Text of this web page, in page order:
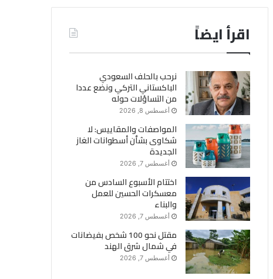
اقرأ ايضاً
نرحب بالحلف السعودي
الباكستاني التركي ونضع عددا
من التساؤلات حوله
أغسطس 8, 2026
المواصفات والمقاييس: لا
شكاوى بشأن أسطوانات الغاز
الجديدة
أغسطس 7, 2026
اختتام الأسبوع السادس من
معسكرات الحسين للعمل
والبناء
أغسطس 7, 2026
مقتل نحو 100 شخص بفيضانات
في شمال شرق الهند
أغسطس 7, 2026